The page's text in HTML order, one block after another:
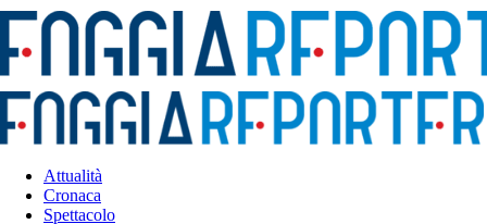
Attualità
Cronaca
Spettacolo